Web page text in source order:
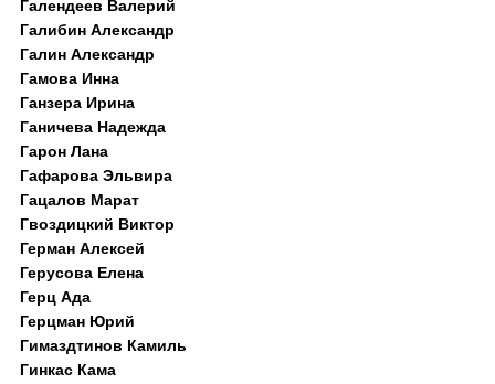
Галендеев Валерий
Галибин Александр
Галин Александр
Гамова Инна
Ганзера Ирина
Ганичева Надежда
Гарон Лана
Гафарова Эльвира
Гацалов Марат
Гвоздицкий Виктор
Герман Алексей
Герусова Елена
Герц Ада
Герцман Юрий
Гимаздтинов Камиль
Гинкас Кама